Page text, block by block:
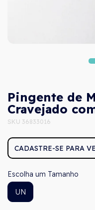
Pingente de
Cravejado
SKU 36833016
CADASTRE-SE PARA
Tamanho
UN